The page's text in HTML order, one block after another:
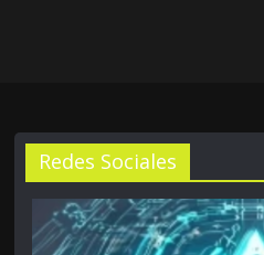
Redes Sociales